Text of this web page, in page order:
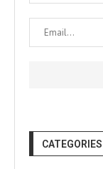
CATEGORIES